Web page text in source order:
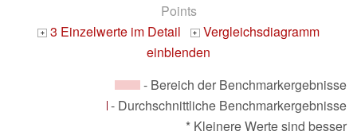
Points
+ 3 Einzelwerte im Detail + Vergleichsdiagramm
einblenden
- Bereich der Benchmarkergebnisse
- Durchschnittliche Benchmarkergebnisse
* Kleinere Werte sind besser